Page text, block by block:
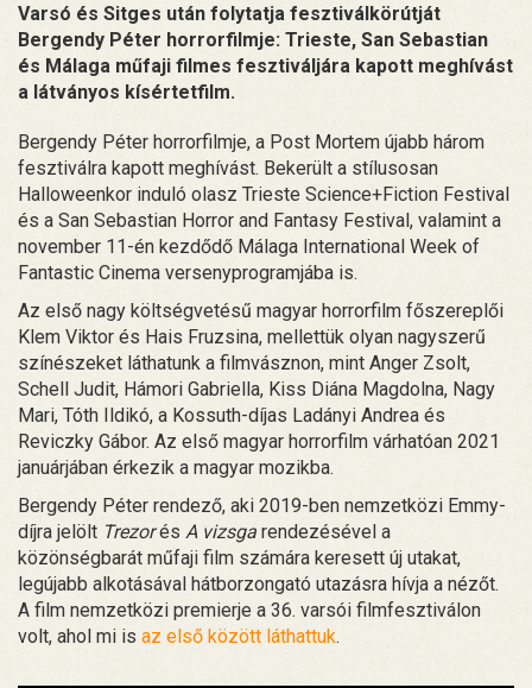
Varsó és Sitges után folytatja fesztiválkörútját
Bergendy Péter horrorfilmje: Trieste, San Sebastian
és Málaga műfaji filmes fesztiváljára kapott meghívást
a látványos kísértetfilm.
Bergendy Péter horrorfilmje, a Post Mortem újabb három
fesztiválra kapott meghívást. Bekerült a stílusosan
Halloweenkor induló olasz Trieste Science+Fiction Festival
és a San Sebastian Horror and Fantasy Festival, valamint a
november 11-én kezdődő Málaga International Week of
Fantastic Cinema versenyprogramjába is.
Az első nagy költségvetésű magyar horrorfilm főszereplői
Klem Viktor és Hais Fruzsina, mellettük olyan nagyszerű
színészeket láthatunk a filmvásznon, mint Anger Zsolt,
Schell Judit, Hámori Gabriella, Kiss Diána Magdolna, Nagy
Mari, Tóth Ildikó, a Kossuth-díjas Ladányi Andrea és
Reviczky Gábor. Az első magyar horrorfilm várhatóan 2021
januárjában érkezik a magyar mozikba.
Bergendy Péter rendező, aki 2019-ben nemzetközi Emmy-
díjra jelölt Trezorés A vizsga rendezésével a
közönségbarát műfaji film számára keresett új utakat,
legújabb alkotásával hátborzongató utazásra hívja a nézőt.
A film nemzetközi premierje a 36. varsói filmfesztiválon
volt, ahol mi is az első között láthattuk.